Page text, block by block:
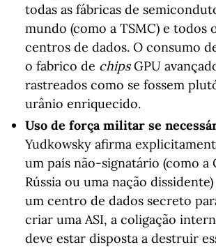
todas as fábricas de
mundo (como a TSMC) e todos
centros de dados. O consumo
o fabrico de chipsGPU
rastreados como se fossem
urânio enriquecido.
Uso de força militar se
Yudkowsky afirma
um país não-signatário (como a
Rússia ou uma nação
um centro de dados secreto
criar uma ASI, a coligação
deve estar disposta a destruir